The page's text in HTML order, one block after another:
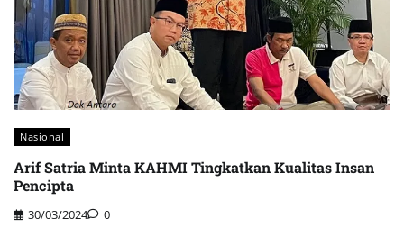
Nasional
Arif Satria Minta KAHMI Tingkatkan Kualitas Insan
Pencipta
30/03/2024 0